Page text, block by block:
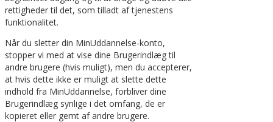
rettigheder til det, som tilladt af tjenestens
funktionalitet.
Når du sletter din MinUddannelse-konto,
stopper vi med at vise dine Brugerindlæg til
andre brugere (hvis muligt), men du accepterer,
at hvis dette ikke er muligt at slette dette
indhold fra MinUddannelse, forbliver dine
Brugerindlæg synlige i det omfang, de er
kopieret eller gemt af andre brugere.